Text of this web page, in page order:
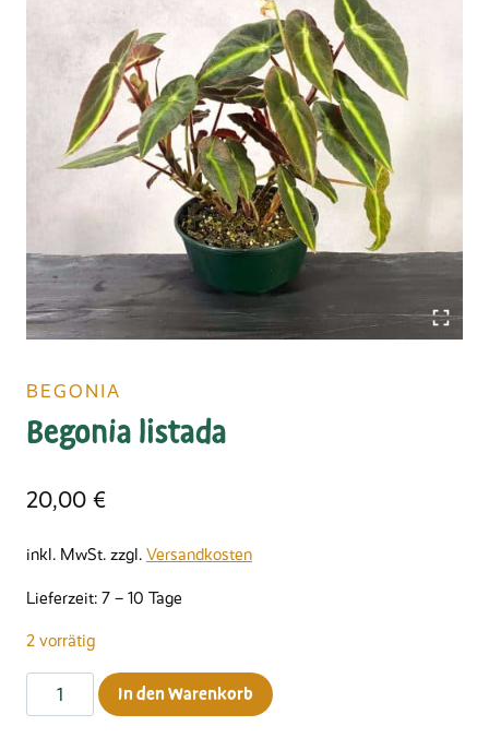
BEGONIA
Begonia listada
20,00 €
inkl. MwSt. zzgl. Versandkosten
Lieferzeit: 7 – 10 Tage
2 vorrätig
Begonia
listada
In den Warenkorb